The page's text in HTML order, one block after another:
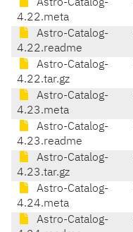
Astro-Catalog-
4.22.meta
Astro-Catalog-
4.22.readme
Astro-Catalog-
4.22.tar.gz
Astro-Catalog-
4.23.meta
Astro-Catalog-
4.23.readme
Astro-Catalog-
4.23.tar.gz
Astro-Catalog-
4.24.meta
Astro-Catalog-